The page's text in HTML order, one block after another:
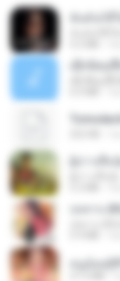
กุหลาบ
หนูน้อยสู้